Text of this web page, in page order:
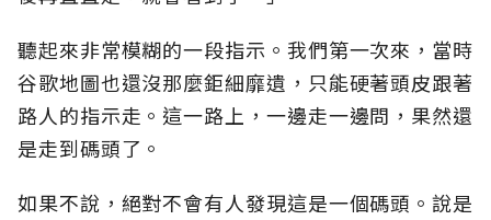
聽起來非常模糊的一段指示。我們第一次來，當時
谷歌地圖也還沒那麼鉅細靡遺，只能硬著頭皮跟著
路人的指示走。這一路上，一邊走一邊問，果然還
是走到碼頭了。
如果不說，絕對不會有人發現這是一個碼頭。說是